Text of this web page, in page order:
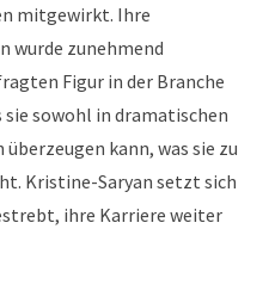
mitgewirkt. Ihre
wurde zunehmend
Figur in der Branche
sie sowohl in dramatischen
kann, was sie zu
Kristine-Saryan setzt sich
ihre Karriere weiter